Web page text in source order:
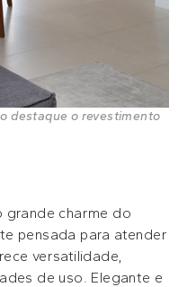
destaque o revestimento
grande charme do
pensada para atender
versatilidade,
de uso. Elegante e